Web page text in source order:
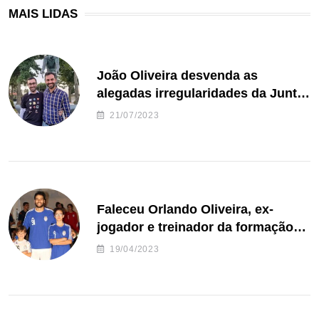
MAIS LIDAS
João Oliveira desvenda as
alegadas irregularidades da Junta
de Freguesia S. João de Ver
21/07/2023
Faleceu Orlando Oliveira, ex-
jogador e treinador da formação
de andebol do Feirense
19/04/2023